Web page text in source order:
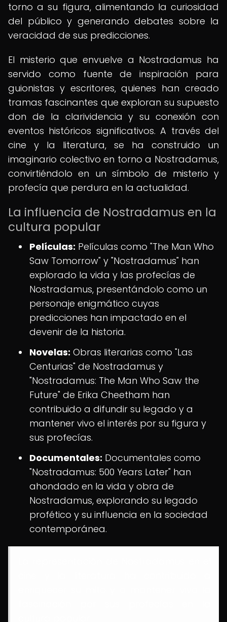
torno a su figura, alimentando la curiosidad
del público y generando debates sobre la
veracidad de sus predicciones.
El misterio que envuelve a Nostradamus ha
servido como fuente de inspiración para
guionistas y escritores, quienes han creado
tramas fascinantes que exploran su supuesto
don de la clarividencia y su conexión con
eventos históricos significativos. A través del
cine y la literatura, se ha construido un
imaginario colectivo en torno a Nostradamus,
convirtiéndolo en un símbolo de misterio y
profecía que perdura en la actualidad.
La influencia de Nostradamus en la
cultura popular
Películas: Películas como "The Man Who
Saw Tomorrow" y "Nostradamus" han
explorado la vida y las profecías de
Nostradamus, presentándolo como un
personaje enigmático cuyas
predicciones han impactado en el
devenir de la historia.
Novelas: Obras literarias como "Las
Centurias" de Nostradamus y
"Nostradamus: The Man Who Saw the
Future" de Erika Cheetham han
contribuido a difundir su legado y a
mantener vivo el interés por su figura y
sus profecías.
Documentales: Documentales como
"Nostradamus: 500 Years Later" han
ahondado en la vida y obra de
Nostradamus, explorando su legado
profético y su influencia en la sociedad
contemporánea.